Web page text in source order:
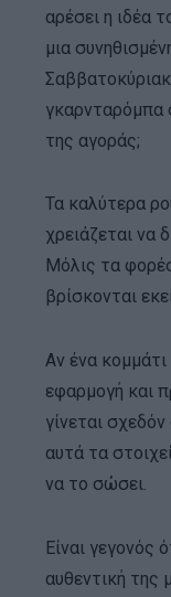
αρέσει η ιδέα
μια
γκαρνταρόμπα
της αγοράς;
Τα καλύτερα
χρειάζεται να
Μόλις τα
βρίσκονται
Αν ένα
εφαρμογή και
γίνεται
αυτά τα
να το σώσει.
Είναι γεγονός
αυθεντική της